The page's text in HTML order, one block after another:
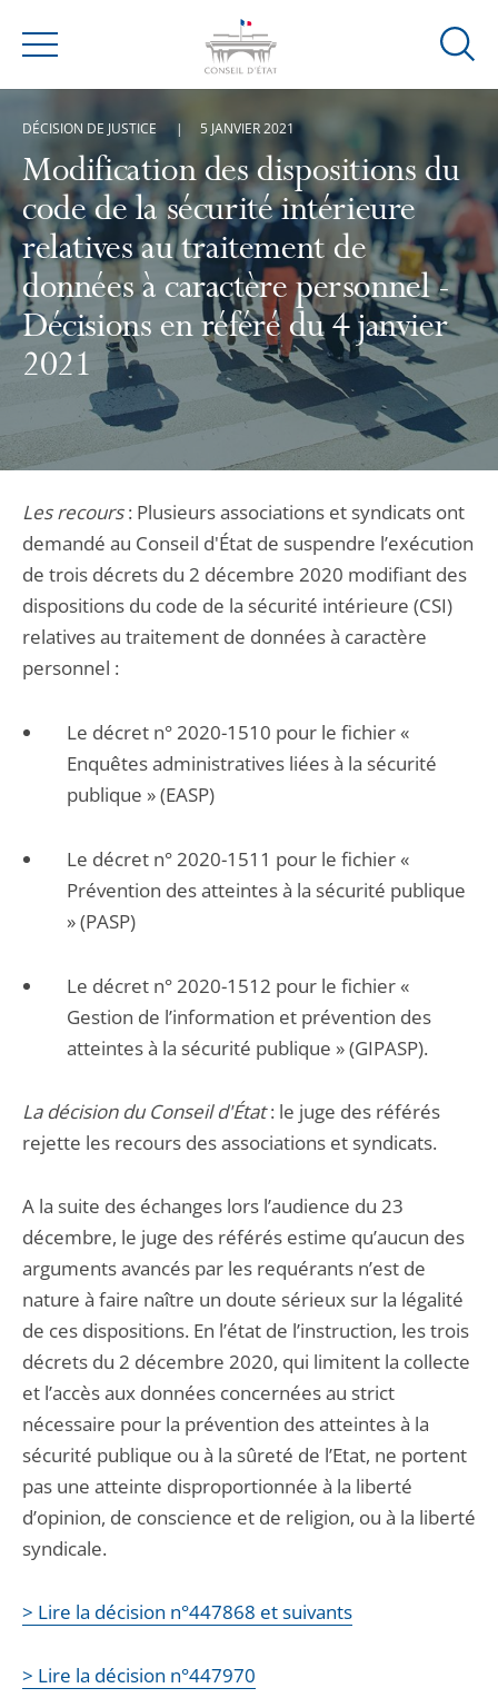
Menu
Ouvrir
Modification des dispositions du
code de la sécurité intérieure
relatives au traitement de
données à caractère personnel -
Décisions en référé du 4 janvier
2021
DÉCISION DE JUSTICE 5 JANVIER 2021
Les recours: Plusieurs associations et syndicats ont
demandé au Conseil d'État de suspendre l’exécution
de trois décrets du 2 décembre 2020 modifiant des
dispositions du code de la sécurité intérieure (CSI)
relatives au traitement de données à caractère
personnel :
Le décret n° 2020-1510 pour le fichier «
Enquêtes administratives liées à la sécurité
publique » (EASP)
Le décret n° 2020-1511 pour le fichier «
Prévention des atteintes à la sécurité publique
» (PASP)
Le décret n° 2020-1512 pour le fichier «
Gestion de l’information et prévention des
atteintes à la sécurité publique » (GIPASP).
La décision du Conseil d'État: le juge des référés
rejette les recours des associations et syndicats.
A la suite des échanges lors l’audience du 23
décembre, le juge des référés estime qu’aucun des
arguments avancés par les requérants n’est de
nature à faire naître un doute sérieux sur la légalité
de ces dispositions. En l’état de l’instruction, les trois
décrets du 2 décembre 2020, qui limitent la collecte
et l’accès aux données concernées au strict
nécessaire pour la prévention des atteintes à la
sécurité publique ou à la sûreté de l’Etat, ne portent
pas une atteinte disproportionnée à la liberté
d’opinion, de conscience et de religion, ou à la liberté
syndicale.
> Lire la décision n°447868 et suivants
> Lire la décision n°447970